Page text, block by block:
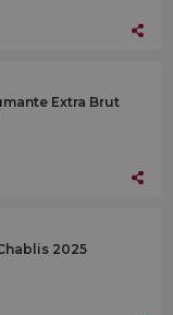
Extra Brut
2025